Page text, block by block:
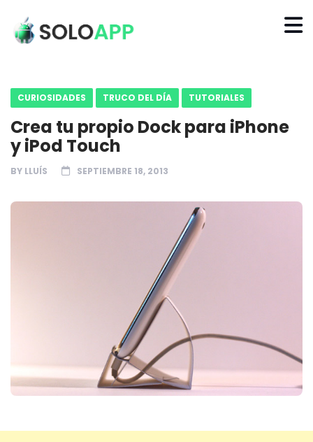
CURIOSIDADES TRUCO DEL DÍA TUTORIALES
Crea tu propio Dock para iPhone
y iPod Touch
BY LLUÍS SEPTIEMBRE 18, 2013